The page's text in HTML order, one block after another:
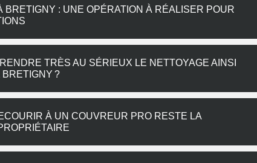
BRETIGNY : UNE OPÉRATION À RÉALISER POUR
TRÈS AU SÉRIEUX LE NETTOYAGE AINSI
?
À UN COUVREUR PRO RESTE LA